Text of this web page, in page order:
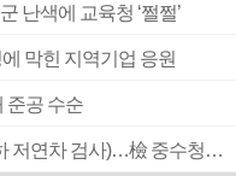
난색에 교육청 ‘쩔쩔’
막힌 지역기업 응원
준공 수순
■ 검사 신분 버리고 직급하향(10년 이하 저연차 검사)…檢 중수청행 기피